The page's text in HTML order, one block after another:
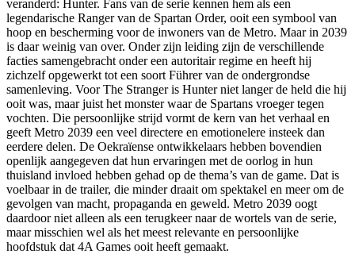
veranderd: Hunter. Fans van de serie kennen hem als een
legendarische Ranger van de Spartan Order, ooit een symbool van
hoop en bescherming voor de inwoners van de Metro. Maar in 2039
is daar weinig van over. Onder zijn leiding zijn de verschillende
facties samengebracht onder een autoritair regime en heeft hij
zichzelf opgewerkt tot een soort Führer van de ondergrondse
samenleving. Voor The Stranger is Hunter niet langer de held die hij
ooit was, maar juist het monster waar de Spartans vroeger tegen
vochten. Die persoonlijke strijd vormt de kern van het verhaal en
geeft Metro 2039 een veel directere en emotionelere insteek dan
eerdere delen. De Oekraïense ontwikkelaars hebben bovendien
openlijk aangegeven dat hun ervaringen met de oorlog in hun
thuisland invloed hebben gehad op de thema’s van de game. Dat is
voelbaar in de trailer, die minder draait om spektakel en meer om de
gevolgen van macht, propaganda en geweld. Metro 2039 oogt
daardoor niet alleen als een terugkeer naar de wortels van de serie,
maar misschien wel als het meest relevante en persoonlijke
hoofdstuk dat 4A Games ooit heeft gemaakt.